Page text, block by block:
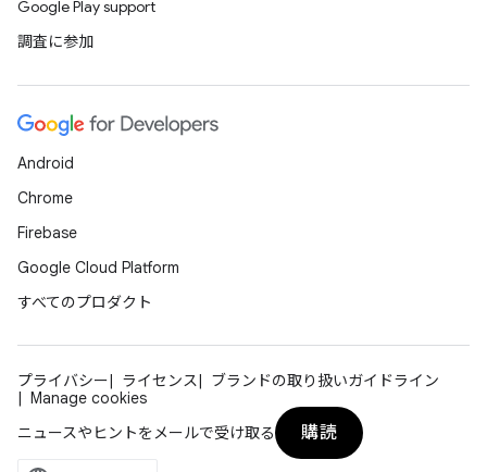
Google Play support
調査に参加
Android
Chrome
Firebase
Google Cloud Platform
すべてのプロダクト
プライバシー ライセンス
ブランドの取り扱いガイドライン
Manage cookies
ニュースやヒントをメールで受け取る
購読